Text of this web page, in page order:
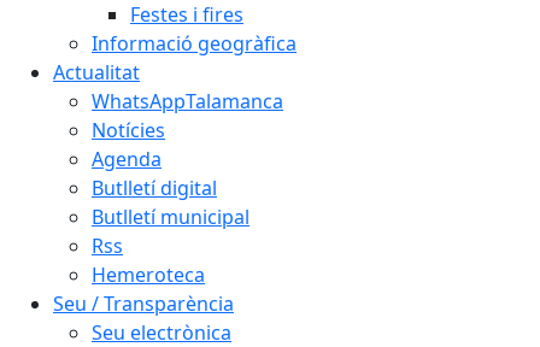
Festes i fires
Informació geogràfica
Actualitat
WhatsAppTalamanca
Notícies
Agenda
Butlletí digital
Butlletí municipal
Rss
Hemeroteca
Seu / Transparència
Seu electrònica